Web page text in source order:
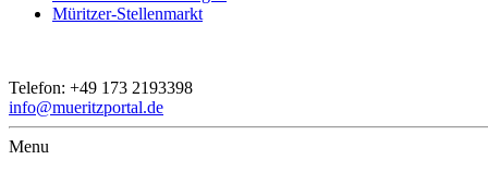
Müritzer-Stellenmarkt
Telefon: +49 173 2193398
info@mueritzportal.de
Menu